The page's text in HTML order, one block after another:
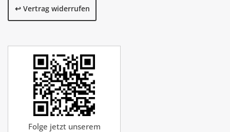
↩️ Vertrag widerrufen
Folge jetzt unserem